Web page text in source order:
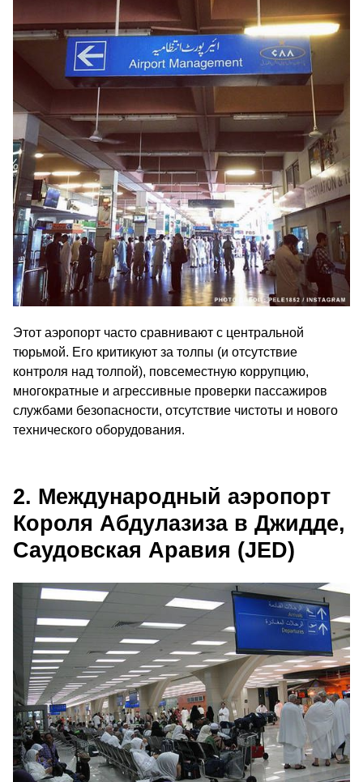
Этот аэропорт часто сравнивают с центральной
тюрьмой. Его критикуют за толпы (и отсутствие
контроля над толпой), повсеместную коррупцию,
многократные и агрессивные проверки пассажиров
службами безопасности, отсутствие чистоты и нового
технического оборудования.
2. Международный аэропорт
Короля Абдулазиза в Джидде,
Саудовская Аравия (JED)